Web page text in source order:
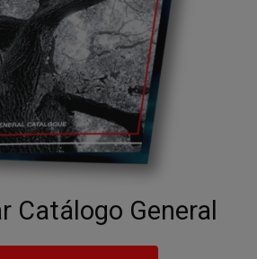
Catálogo General